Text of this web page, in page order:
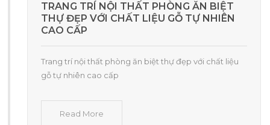
TRANG TRÍ NỘI THẤT PHÒNG ĂN BIỆT
THỰ ĐẸP VỚI CHẤT LIỆU GỖ TỰ NHIÊN
CAO CẤP
Trang trí nội thất phòng ăn biệt thự đẹp với chất liệu
gỗ tự nhiên cao cấp
Read More